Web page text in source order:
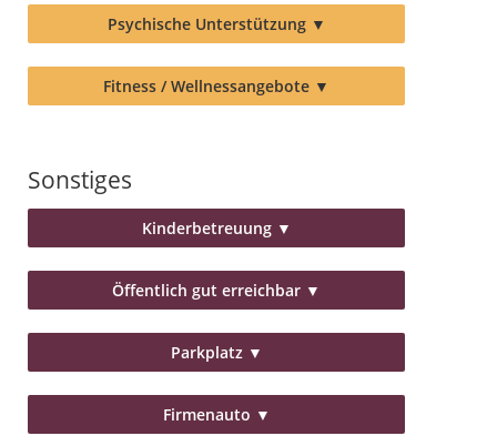
Psychische Unterstützung ▼
Fitness / Wellnessangebote ▼
Sonstiges
Kinderbetreuung ▼
Öffentlich gut erreichbar ▼
Parkplatz ▼
Firmenauto ▼